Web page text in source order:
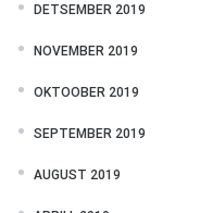
DETSEMBER 2019
NOVEMBER 2019
OKTOOBER 2019
SEPTEMBER 2019
AUGUST 2019